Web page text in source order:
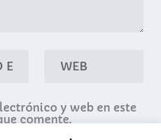
y web en este
comente.